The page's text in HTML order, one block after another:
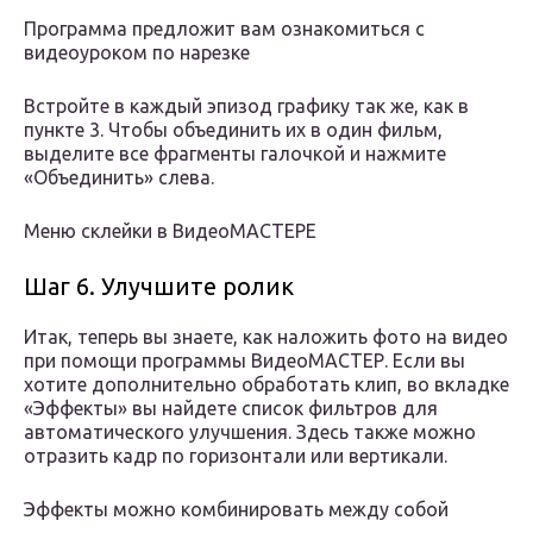
Программа предложит вам ознакомиться с
видеоуроком по нарезке
Встройте в каждый эпизод графику так же, как в
пункте 3. Чтобы объединить их в один фильм,
выделите все фрагменты галочкой и нажмите
«Объединить» слева.
Меню склейки в ВидеоМАСТЕРЕ
Шаг 6. Улучшите ролик
Итак, теперь вы знаете, как наложить фото на видео
при помощи программы ВидеоМАСТЕР. Если вы
хотите дополнительно обработать клип, во вкладке
«Эффекты» вы найдете список фильтров для
автоматического улучшения. Здесь также можно
отразить кадр по горизонтали или вертикали.
Эффекты можно комбинировать между собой